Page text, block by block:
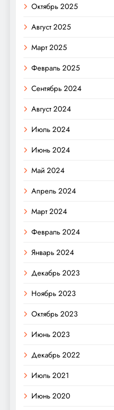
Октябрь 2025
Август 2025
Март 2025
Февраль 2025
Сентябрь 2024
Август 2024
Июль 2024
Июнь 2024
Май 2024
Апрель 2024
Март 2024
Февраль 2024
Январь 2024
Декабрь 2023
Ноябрь 2023
Октябрь 2023
Июнь 2023
Декабрь 2022
Июль 2021
Июнь 2020